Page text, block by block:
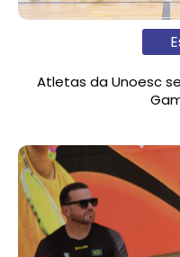
Atletas da Unoesc